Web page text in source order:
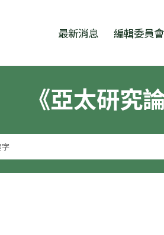
最新消息 編輯委員會
《亞太研究